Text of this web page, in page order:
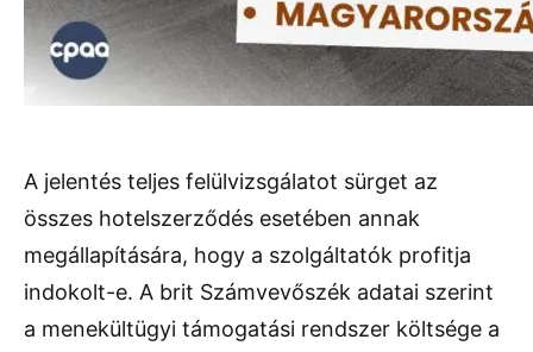
A jelentés teljes felülvizsgálatot sürget az
összes hotelszerződés esetében annak
megállapítására, hogy a szolgáltatók profitja
indokolt-e. A brit Számvevőszék adatai szerint
a menekültügyi támogatási rendszer költsége a